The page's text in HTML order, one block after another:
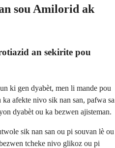
sou Amilorid ak
an sekirite pou
ki gen dyabèt, men li mande pou
afekte nivo sik nan san, pafwa sa
dyabèt ou ka bezwen ajisteman.
sik nan san ou pi souvan lè ou
tcheke nivo glikoz ou pi